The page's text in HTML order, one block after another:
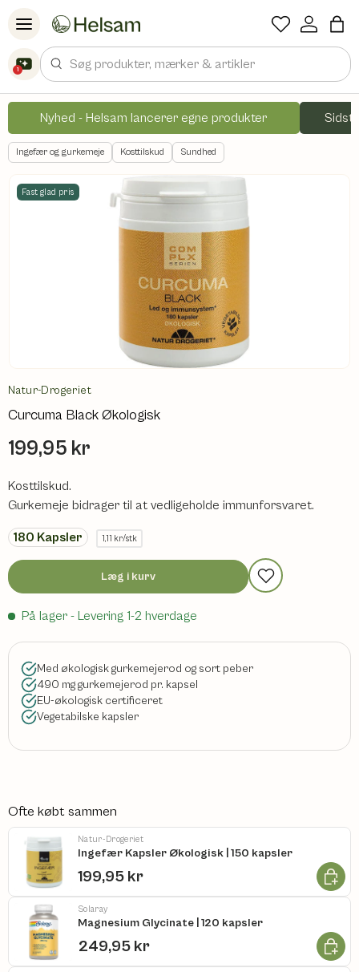
Spring til indhold
1
Søg
Nyhed - Helsam lancerer egne produkter
Ingefær og gurkemeje Kosttilskud Sundhed
Fast glad pris
Natur-Drogeriet
Curcuma Black Økologisk
199,95 kr
Kosttilskud.
Gurkemeje bidrager til at vedligeholde immunforsvaret.
180 Kapsler 1,11 kr/stk
Læg i kurv
På lager - Levering 1-2 hverdage
Med økologisk gurkemejerod og sort peber
490 mg gurkemejerod pr. kapsel
EU-økologisk certificeret
Vegetabilske kapsler
Ofte købt sammen
Natur-Drogeriet
Ingefær Kapsler Økologisk | 150 kapsler
199,95 kr Læg i
Solaray
Magnesium Glycinate | 120 kapsler
249,95 kr Læg i